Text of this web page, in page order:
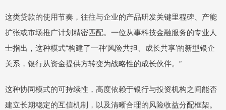
这类贷款的使用节奏，往往与企业的产品研发关键里程碑、产能
扩张或市场推广计划精密匹配。一位从事科技金融服务的专业人
士指出，这种模式“构建了一种‘风险共担、成长共享’的新型银企
关系，银行从资金提供方转变为战略性的成长伙伴。”
这种协同模式的可持续性，高度依赖于银行与投资机构之间能否
建立长期稳定的互信机制，以及清晰合理的风险收益分配框架。